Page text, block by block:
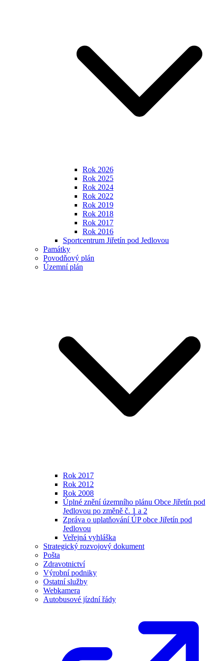
Rok 2026
Rok 2025
Rok 2024
Rok 2022
Rok 2019
Rok 2018
Rok 2017
Rok 2016
Sportcentrum Jiřetín pod Jedlovou
Památky
Povodňový plán
Územní plán
Rok 2017
Rok 2012
Rok 2008
Úplné znění územního plánu Obce Jiřetín pod
Jedlovou po změně č. 1 a 2
Zpráva o uplatňování ÚP obce Jiřetín pod
Jedlovou
Veřejná vyhláška
Strategický rozvojový dokument
Pošta
Zdravotnictví
Výrobní podniky
Ostatní služby
Webkamera
Autobusové jízdní řády